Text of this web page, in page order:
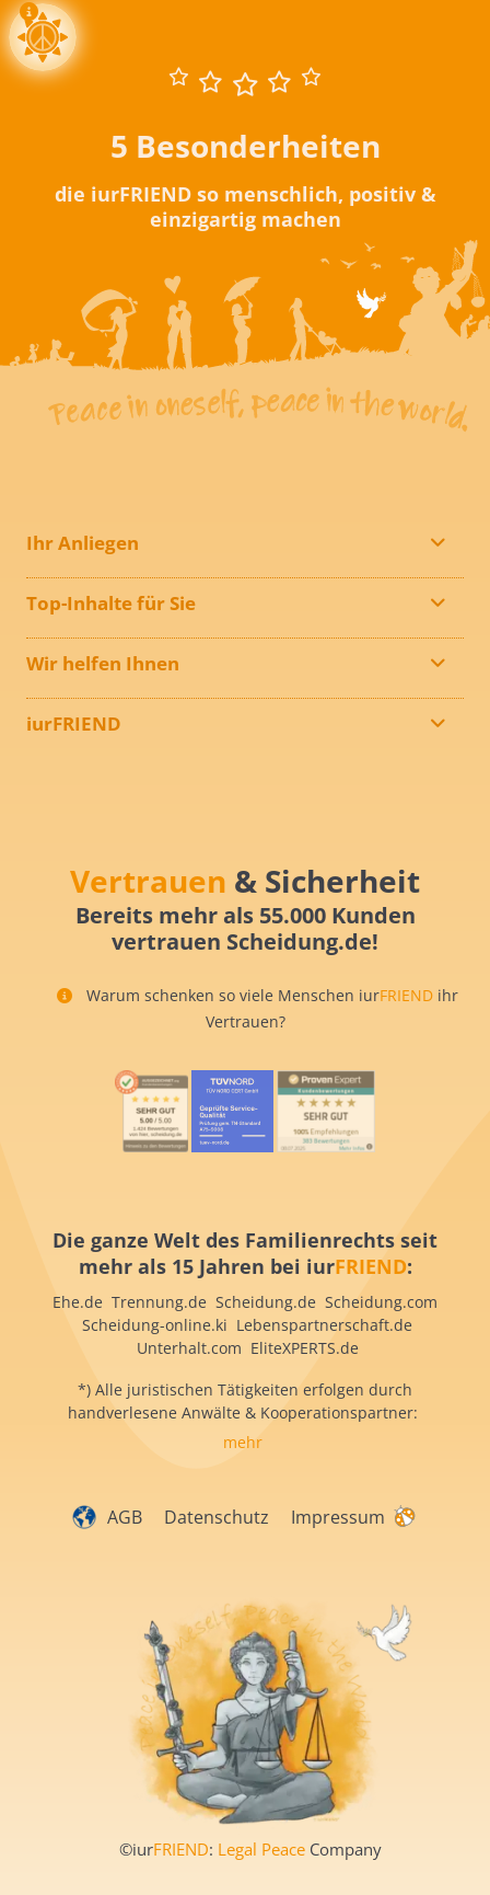
5 Besonderheiten
die iurFRIEND so menschlich, positiv &
einzigartig machen
Ihr Anliegen
Top-Inhalte für Sie
Wir helfen Ihnen
iurFRIEND
Vertrauen & Sicherheit
Bereits mehr als 55.000 Kunden
vertrauen Scheidung.de!
Warum schenken so viele Menschen iurFRIEND ihr
Vertrauen?
Die ganze Welt des Familienrechts seit
mehr als 15 Jahren bei iurFRIEND:
Ehe.de Trennung.de Scheidung.de Scheidung.com
Scheidung-online.ki Lebenspartnerschaft.de
Unterhalt.com EliteXPERTS.de
*) Alle juristischen Tätigkeiten erfolgen durch
handverlesene Anwälte & Kooperationspartner:
mehr
AGB Datenschutz Impressum
©iurFRIEND: Legal Peace Company